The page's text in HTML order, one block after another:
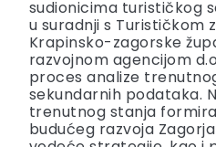
sudionicima turističkog
u suradnji s Turističkom
Krapinsko-zagorske
razvojnom agencijom
proces analize
sekundarnih podataka.
trenutnog stanja
budućeg razvoja